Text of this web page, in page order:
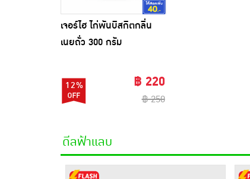
เจอร์ไฮ ไก่พันบิสกิตกลิ่น
เนยถั่ว 300 กรัม
12% ฿ 220
฿ 250
ดีลฟ้าแลบ